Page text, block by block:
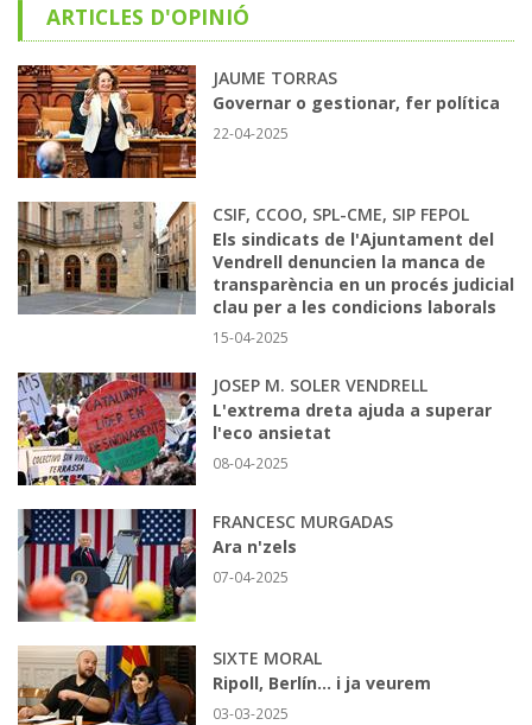
ARTICLES D'OPINIÓ
JAUME TORRAS
Governar o gestionar, fer política
22-04-2025
CSIF, CCOO, SPL-CME, SIP FEPOL
Els sindicats de l'Ajuntament del
Vendrell denuncien la manca de
transparència en un procés judicial
clau per a les condicions laborals
15-04-2025
JOSEP M. SOLER VENDRELL
L'extrema dreta ajuda a superar
l'eco ansietat
08-04-2025
FRANCESC MURGADAS
Ara n'zels
07-04-2025
SIXTE MORAL
Ripoll, Berlín... i ja veurem
03-03-2025